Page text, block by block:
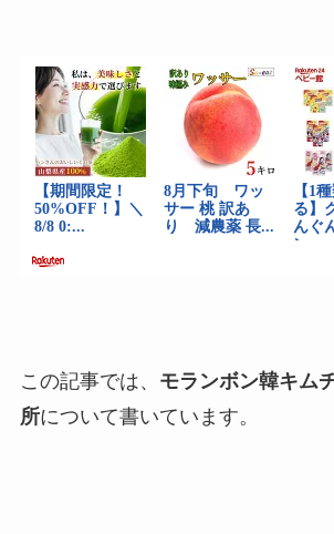
この記事では、 モランボン韓キム
所について書いています。